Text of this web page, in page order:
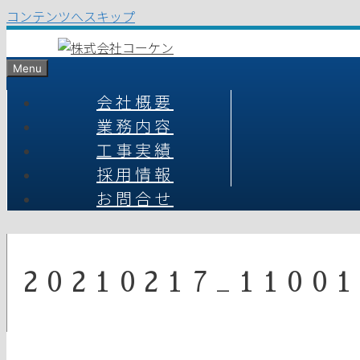
コンテンツへスキップ
Menu
会社概要
業務内容
工事実績
採用情報
お問合せ